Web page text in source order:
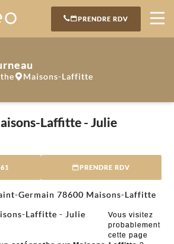
PRENDRE RDV
Maisons-Laffitte
Laffitte - Julie
PRENDRE RDV
Germain 78600 Maisons-Laffitte
Vous visitez
probablement
cette page